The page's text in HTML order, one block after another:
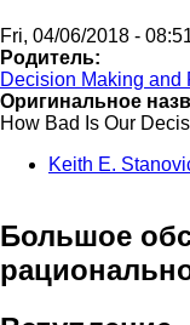
Fri, 04/06/2018 -
Родитель:
Decision Making and
Оригинальное
How Bad Is Our
Keith E.
Большое